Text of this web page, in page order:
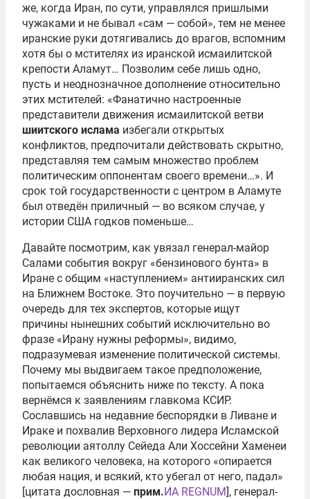
же, когда Иран, по сути, управлялся пришлыми
чужаками и не бывал «сам — собой», тем не менее
иранские руки дотягивались до врагов, вспомним
хотя бы о мстителях из иранской исмаилитской
крепости Аламут… Позволим себе лишь одно,
пусть и неоднозначное дополнение относительно
этих мстителей: «Фанатично настроенные
представители движения исмаилитской ветви
шиитского ислама избегали открытых
конфликтов, предпочитали действовать скрытно,
представляя тем самым множество проблем
политическим оппонентам своего времени…». И
срок той государственности с центром в Аламуте
был отведён приличный — во всяком случае, у
истории США годков поменьше…
Давайте посмотрим, как увязал генерал-майор
Салами события вокруг «бензинового бунта» в
Иране с общим «наступлением» антииранских сил
на Ближнем Востоке. Это поучительно — в первую
очередь для тех экспертов, которые ищут
причины нынешних событий исключительно во
фразе «Ирану нужны реформы», видимо,
подразумевая изменение политической системы.
Почему мы выдвигаем такое предположение,
попытаемся объяснить ниже по тексту. А пока
вернёмся к заявлениям главкома КСИР.
Сославшись на недавние беспорядки в Ливане и
Ираке и похвалив Верховного лидера Исламской
революции аятоллу Сейеда Али Хоссейни Хаменеи
как великого человека, на которого «опирается
любая нация, и всякий, кто убегал от него, падал»
[цитата дословная — прим.ИА REGNUM], генерал-